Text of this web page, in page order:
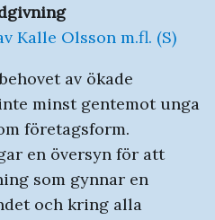
Kalle Olsson m.fl. (S)
av ökade
minst gentemot unga
företagsform.
en översyn för att
som gynnar en
och kring alla